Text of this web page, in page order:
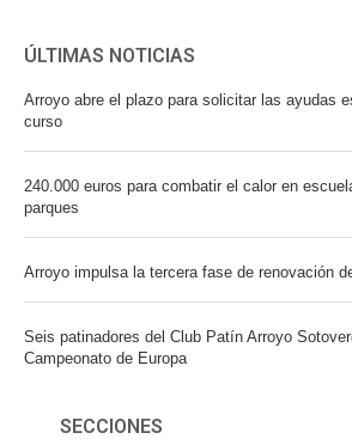
ÚLTIMAS NOTICIAS
Arroyo abre el plazo para solicitar las ayudas
curso
240.000 euros para combatir el calor en
parques
Arroyo impulsa la tercera fase de renovación
Seis patinadores del Club Patín Arroyo
Campeonato de Europa
SECCIONES